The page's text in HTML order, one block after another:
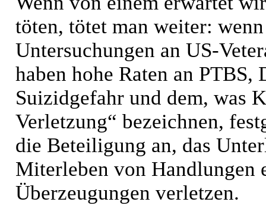
töten, tötet man weiter:
Untersuchungen an US-
haben hohe Raten an PTBS,
Suizidgefahr und dem, was
Verletzung“ bezeichnen,
die Beteiligung an, das
Miterleben von Handlungen
Überzeugungen verletzen.